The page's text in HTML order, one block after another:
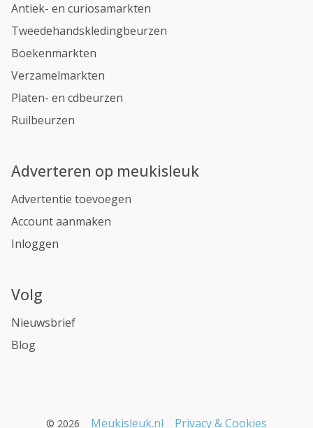
Antiek- en curiosamarkten
Tweedehandskledingbeurzen
Boekenmarkten
Verzamelmarkten
Platen- en cdbeurzen
Ruilbeurzen
Adverteren op meukisleuk
Advertentie toevoegen
Account aanmaken
Inloggen
Volg
Nieuwsbrief
Blog
© 2026 Meukisleuk.nl Privacy & Cookies